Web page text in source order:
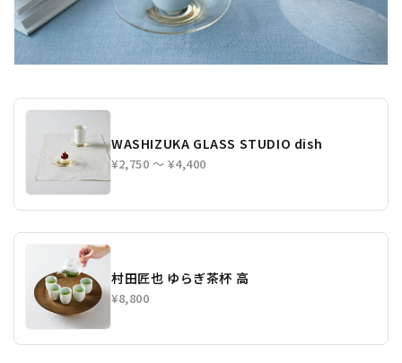
WASHIZUKA GLASS STUDIO dish
¥2,750 〜 ¥4,400
村田匠也 ゆらぎ茶杯 高
¥8,800